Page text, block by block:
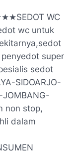
WC
wc untuk
super
sedot
SIDOARJO-
JOMBANG-
non stop,
dalam